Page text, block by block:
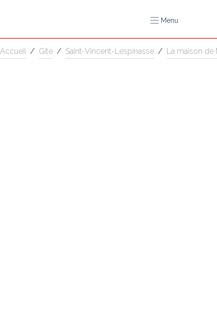
Menu
Accueil / Gîte / Saint-Vincent-Lespinasse / La maison de